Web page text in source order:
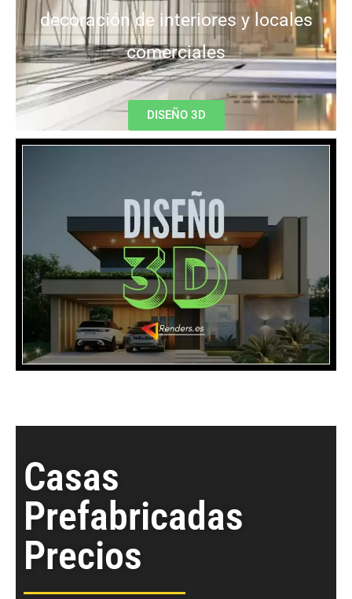
decoración de interiores y locales
comerciales
DISEÑO 3D
Casas
Prefabricadas
Precios